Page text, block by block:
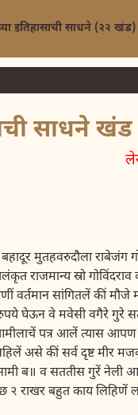
इतिहासाची साधने (२२ खंड)
साधने
मुतहवरुदौला राबेजंग
स्रो
वर्तमान सांगितलें कीं
घेऊन वे मवेसी वगैरे गुरे
पत्र आलें त्यास आपण
असे कीं सर्व दृष्ट
ब॥ व सततीस गुरें नेली
२ राखर बहुत काय लिहिणें